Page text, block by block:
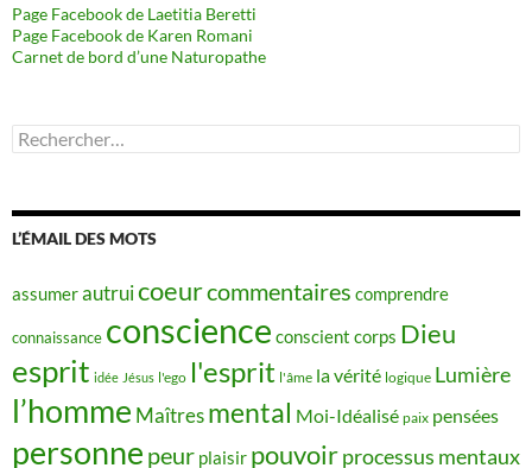
Page Facebook de Laetitia Beretti
Page Facebook de Karen Romani
Carnet de bord d’une Naturopathe
Rechercher :
L’ÉMAIL DES MOTS
assumerautruicoeurcommentaires comprendre
connaissance conscience conscient corps Dieu
esprit idée Jésus l'ego l'esprit l'âme la vérité logique Lumière
l’homme Maîtres mental Moi-Idéalisé paix pensées
personne peur plaisir pouvoirprocessus mentaux